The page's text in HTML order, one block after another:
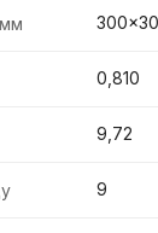
0,810
9,72
9